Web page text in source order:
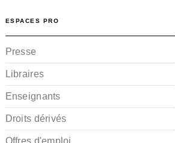
ESPACES PRO
Presse
Libraires
Enseignants
Droits dérivés
Offres d'emploi